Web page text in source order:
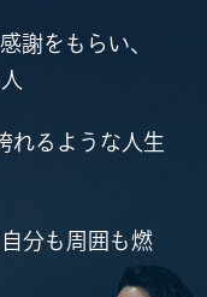
謝をもらい、
れるような人生
分も周囲も燃